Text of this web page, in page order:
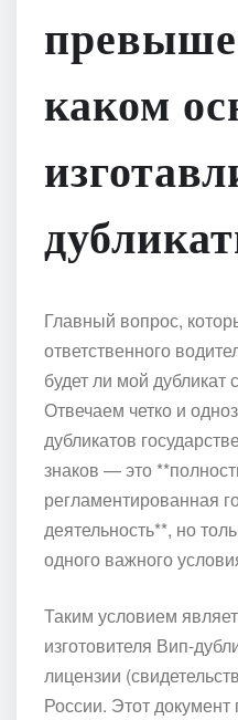
превыше
каком
Главный вопрос,
ответственного
будет ли мой дубликат
Отвечаем четко и
дубликатов
знаков — это
регламентированная
деятельность**, но
одного важного
Таким условием
изготовителя Вип-
лицензии
России. Этот документ